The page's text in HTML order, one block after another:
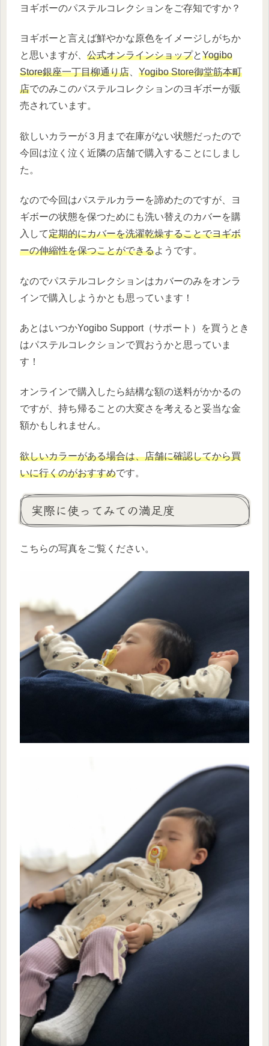
ヨギボーのパステルコレクションをご存知ですか？
ヨギボーと言えば鮮やかな原色をイメージしがちか
と思いますが、 公式オンラインショップとYogibo
Store銀座一丁目柳通り店、 Yogibo Store御堂筋本町
店でのみこのパステルコレクションのヨギボーが販
売されています。
欲しいカラーが３月まで在庫がない状態だったので
今回は泣く泣く近隣の店舗で購入することにしまし
た。
なので今回はパステルカラーを諦めたのですが、ヨ
ギボーの状態を保つためにも洗い替えのカバーを購
入して定期的にカバーを洗濯乾燥することでヨギボ
ーの伸縮性を保つことができるようです。
なのでパステルコレクションはカバーのみをオンラ
インで購入しようかとも思っています！
あとはいつかYogibo Support（サポート）を買うとき
はパステルコレクションで買おうかと思っていま
す！
オンラインで購入したら結構な額の送料がかかるの
ですが、持ち帰ることの大変さを考えると妥当な金
額かもしれません。
欲しいカラーがある場合は、店舗に確認してから買
いに行くのがおすすめです。
実際に使ってみての満足度
こちらの写真をご覧ください。